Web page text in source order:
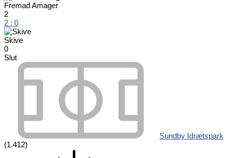
Fremad Amager
2
2 : 0
Skive
0
Slut
Sundby Idrætspark
(1.412)